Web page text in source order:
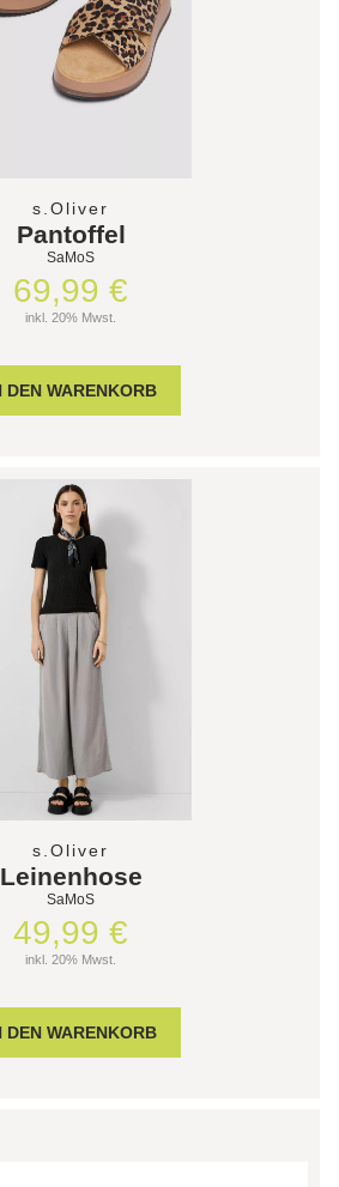
s.Oliver
Pantoffel
SaMoS
69,99 €
inkl. 20% Mwst.
s.Oliver
Leinenhose
SaMoS
49,99 €
inkl. 20% Mwst.